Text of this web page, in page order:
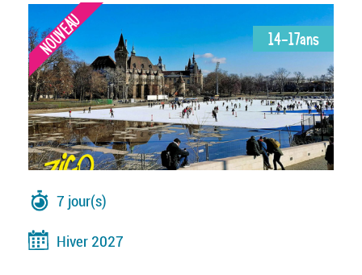
NOUVEAU 14-17ans
7 jour(s)
Hiver 2027